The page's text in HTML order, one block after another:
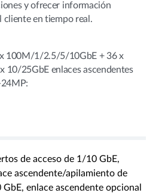
y ofrecer información
cliente en tiempo real.
100M/1/2.5/5/10GbE + 36 x
10/25GbE enlaces ascendentes
de acceso de 1/10 GbE,
ascendente/apilamiento de
GbE, enlace ascendente opcional